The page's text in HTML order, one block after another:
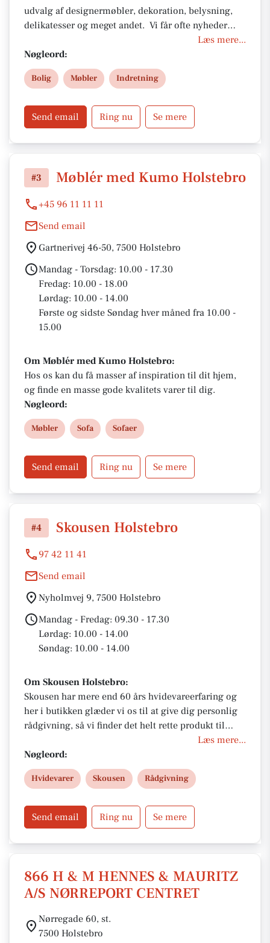
udvalg af designermøbler, dekoration, belysning,
delikatesser og meget andet. Vi får ofte nyheder
hjem, og vi arbejder hele tiden på at lave nye
opstillinger, hvor vi kombinerer fine produkter fra
vores mange forskellige brands. Til vores
opstillinger får vi inspiration fra årstiderne og de
- vi glæder os til at se dig.
Læs mere...
Nøgleord:
Bolig Møbler Indretning
Send email Ring nu Se mere
#3 Møblér med Kumo Holstebro
+45 96 11 11 11
Send email
Gartnerivej 46-50, 7500 Holstebro
Mandag - Torsdag: 10.00 - 17.30
Fredag: 10.00 - 18.00
Lørdag: 10.00 - 14.00
Første og sidste Søndag hver måned fra 10.00 -
15.00
Om Møblér med Kumo Holstebro:
Hos os kan du få masser af inspiration til dit hjem,
og finde en masse gode kvalitets varer til dig.
Nøgleord:
Møbler Sofa Sofaer
Send email Ring nu Se mere
#4 Skousen Holstebro
97 42 11 41
Send email
Nyholmvej 9, 7500 Holstebro
Mandag - Fredag: 09.30 - 17.30
Lørdag: 10.00 - 14.00
Søndag: 10.00 - 14.00
Om Skousen Holstebro:
Skousen har mere end 60 års hvidevareerfaring og
her i butikken glæder vi os til at give dig personlig
rådgivning, så vi finder det helt rette produkt til
netop dit behov. Og vi følger naturligvis din handel
fra start til slut. Det er uanset om du mangler et
mindre produkt eller alle hvidevarer til dit nye
køkken.
Læs mere...
Nøgleord:
Hvidevarer Skousen Rådgivning
Send email Ring nu Se mere
866 H & M HENNES & MAURITZ
A/S NØRREPORT CENTRET
Nørregade 60, st.
7500 Holstebro